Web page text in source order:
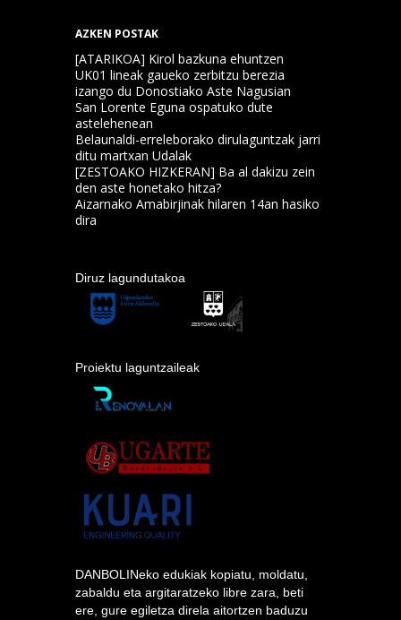
AZKEN POSTAK
[ATARIKOA] Kirol bazkuna ehuntzen
UK01 lineak gaueko zerbitzu berezia
izango du Donostiako Aste Nagusian
San Lorente Eguna ospatuko dute
astelehenean
Belaunaldi-erreleborako dirulaguntzak jarri
ditu martxan Udalak
[ZESTOAKO HIZKERAN] Ba al dakizu zein
den aste honetako hitza?
Aizarnako Amabirjinak hilaren 14an hasiko
dira
Diruz lagundutakoa
Proiektu laguntzaileak
DANBOLINeko edukiak kopiatu, moldatu,
zabaldu eta argitaratzeko libre zara, beti
ere, gure egiletza direla aitortzen baduzu